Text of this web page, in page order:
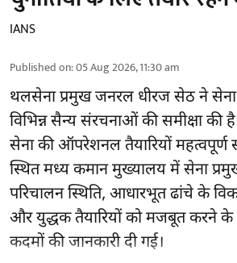
IANS
Published on:05 Aug 2026, 11:30 am
थलसेना प्रमुख जनरल धीरज सेठ ने
विभिन्न सैन्य संरचनाओं की समीक्षा की
सेना की ऑपरेशनल तैयारियों महत्वपूर्ण
स्थित मध्य कमान मुख्यालय में सेना
परिचालन स्थिति, आधारभूत ढांचे के
और युद्धक तैयारियों को मजबूत करने के
कदमों की जानकारी दी गई।